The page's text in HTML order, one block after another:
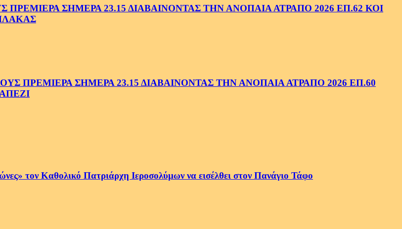
ΣΗΜΕΡΑ 23.15 ΔΙΑΒΑΙΝΟΝΤΑΣ ΤΗΝ ΑΝΟΠΑΙΑ ΑΤΡΑΠΟ 2026 ΕΠ.62 ΚΟΙ
ΣΗΜΕΡΑ 23.15 ΔΙΑΒΑΙΝΟΝΤΑΣ ΤΗΝ ΑΝΟΠΑΙΑ ΑΤΡΑΠΟ 2026 ΕΠ.60
τον Καθολικό Πατριάρχη Ιεροσολύμων να εισέλθει στον Πανάγιο Τάφο